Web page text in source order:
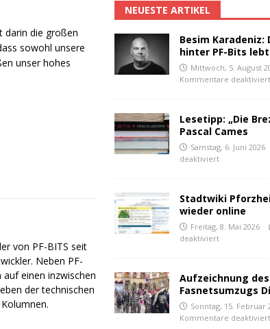
darin die großen
sowohl unsere
unser hohes
von PF-BITS seit
Neben PF-
einen inzwischen
der technischen
NEUESTE ARTIKEL
Besim Karadeniz:
hinter PF-Bits
Mittwoch, 5. August
Kommentare deaktiviert
Lesetipp: „Die
Pascal Cames
Samstag, 6. Juni 2026
deaktiviert
Stadtwiki
wieder online
Freitag, 8. Mai 2026
deaktiviert
Aufzeichnung des
Fasnetsumzugs
Sonntag, 15. Februar
Kommentare deaktiviert